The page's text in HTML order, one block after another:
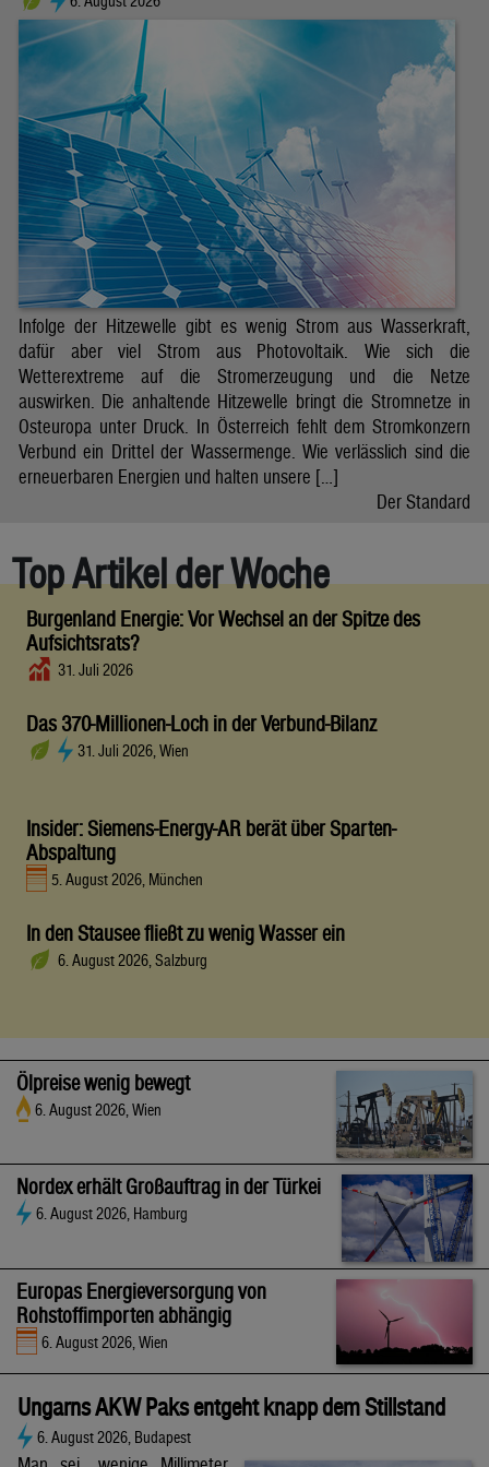
Infolge der Hitzewelle gibt es wenig Strom aus Wasserkraft,
dafür aber viel Strom aus Photovoltaik. Wie sich die
Wetterextreme auf die Stromerzeugung und die Netze
auswirken. Die anhaltende Hitzewelle bringt die Stromnetze in
Osteuropa unter Druck. In Österreich fehlt dem Stromkonzern
Verbund ein Drittel der Wassermenge. Wie verlässlich sind die
erneuerbaren Energien und halten unsere […]
Der Standard
Top Artikel der Woche
Burgenland Energie: Vor Wechsel an der Spitze des
Aufsichtsrats?
31. Juli 2026
Das 370-Millionen-Loch in der Verbund-Bilanz
31. Juli 2026, Wien
Insider: Siemens-Energy-AR berät über Sparten-
Abspaltung
5. August 2026, München
In den Stausee fließt zu wenig Wasser ein
6. August 2026, Salzburg
Ölpreise wenig bewegt
6. August 2026, Wien
Nordex erhält Großauftrag in der Türkei
6. August 2026, Hamburg
Europas Energieversorgung von
Rohstoffimporten abhängig
6. August 2026, Wien
Ungarns AKW Paks entgeht knapp dem Stillstand
6. August 2026, Budapest